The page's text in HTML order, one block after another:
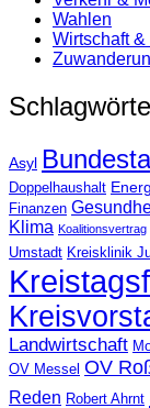
Wahlen
Wirtschaft
Asyl
Doppelhaushalt
Finanzen
Klima Koalitionsvertrag
Umstadt Kreisklinik
Landwirtschaft
OV Messel OV
Reden Robert Ahrnt